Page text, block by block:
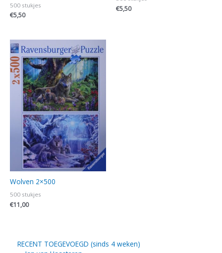
500 stukjes
€5,50
€5,50
Wolven 2×500
500 stukjes
€11,00
RECENT TOEGEVOEGD (sinds 4 weken)